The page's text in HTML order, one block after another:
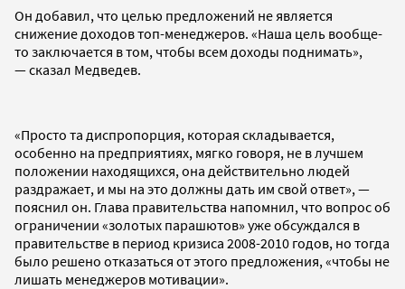
Он добавил, что целью предложений не является
снижение доходов топ-менеджеров. «Наша цель вообще-
то заключается в том, чтобы всем доходы поднимать»,
— сказал Медведев.
«Просто та диспропорция, которая складывается,
особенно на предприятиях, мягко говоря, не в лучшем
положении находящихся, она действительно людей
раздражает, и мы на это должны дать им свой ответ», —
пояснил он. Глава правительства напомнил, что вопрос об
ограничении «золотых парашютов» уже обсуждался в
правительстве в период кризиса 2008-2010 годов, но тогда
было решено отказаться от этого предложения, «чтобы не
лишать менеджеров мотивации».